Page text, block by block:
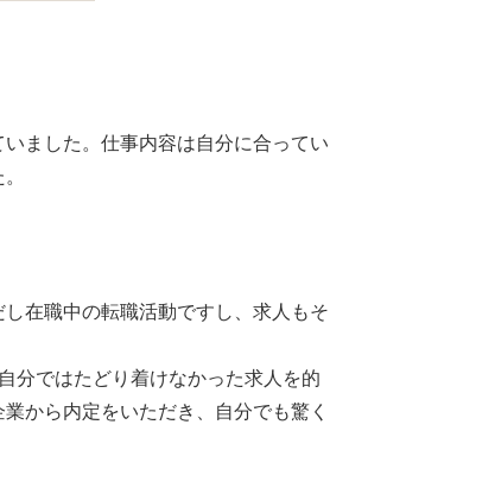
ました。仕事内容は自分に合ってい
在職中の転職活動ですし、求人もそ
分ではたどり着けなかった求人を的
から内定をいただき、自分でも驚く